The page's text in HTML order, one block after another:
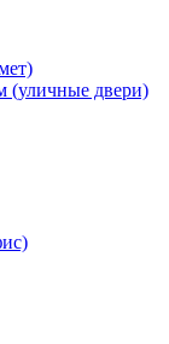
(уличные двери)